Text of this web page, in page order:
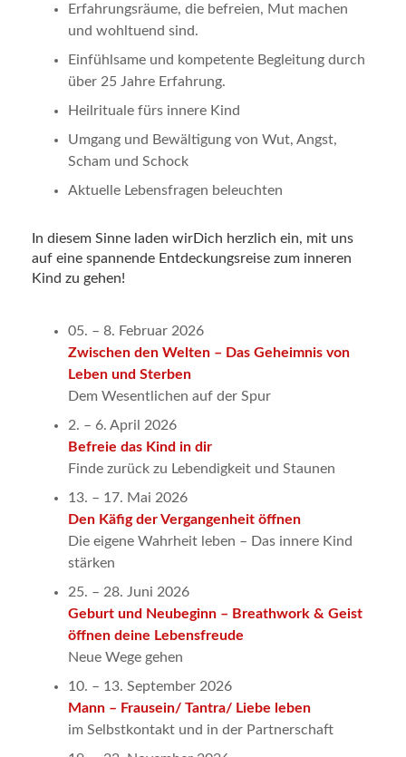
Erfahrungsräume, die befreien, Mut machen
und wohltuend sind.
Einfühlsame und kompetente Begleitung durch
über 25 Jahre Erfahrung.
Heilrituale fürs innere Kind
Umgang und Bewältigung von Wut, Angst,
Scham und Schock
Aktuelle Lebensfragen beleuchten
In diesem Sinne laden wirDich herzlich ein, mit uns
auf eine spannende Entdeckungsreise zum inneren
Kind zu gehen!
05. – 8. Februar 2026
Zwischen den Welten – Das Geheimnis von
Leben und Sterben
Dem Wesentlichen auf der Spur
2. – 6. April 2026
Befreie das Kind in dir
Finde zurück zu Lebendigkeit und Staunen
13. – 17. Mai 2026
Den Käfig der Vergangenheit öffnen
Die eigene Wahrheit leben – Das innere Kind
stärken
25. – 28. Juni 2026
Geburt und Neubeginn – Breathwork & Geist
öffnen deine Lebensfreude
Neue Wege gehen
10. – 13. September 2026
Mann – Frausein/ Tantra/ Liebe leben
im Selbstkontakt und in der Partnerschaft